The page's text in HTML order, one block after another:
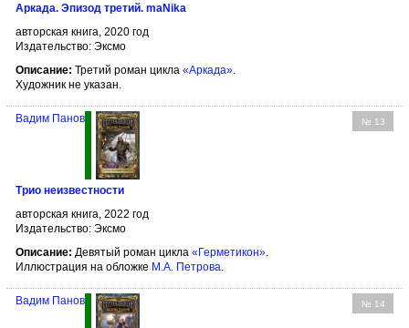
Аркада. Эпизод третий. maNika
авторская книга, 2020 год
Издательство: Эксмо
Описание: Третий роман цикла «Аркада»
Художник не указан.
№ 13
Вадим Панов
Трио неизвестности
авторская книга, 2022 год
Издательство: Эксмо
Описание: Девятый роман цикла «Герметикон»
Иллюстрация на обложке М.А. Петрова
№ 14
Вадим Панов